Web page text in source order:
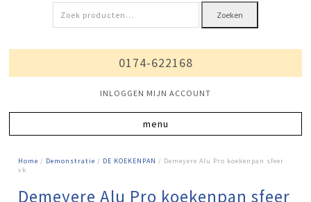
Zoeken
naar:
Zoeken
0174-622168
INLOGGEN MIJN ACCOUNT
Home / Demonstratie / DE KOEKENPAN / Demeyere Alu Pro koekenpan sfeer
vk
Demeyere Alu Pro koekenpan sfeer